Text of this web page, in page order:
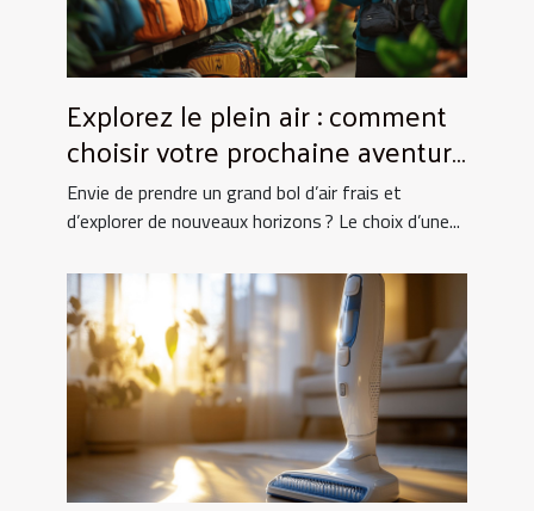
Explorez le plein air : comment
choisir votre prochaine aventure
nature ?
Envie de prendre un grand bol d’air frais et
d’explorer de nouveaux horizons ? Le choix d’une...